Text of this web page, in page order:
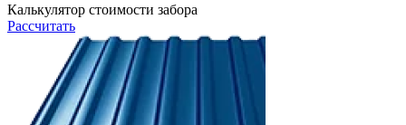
Калькулятор стоимости забора
Рассчитать